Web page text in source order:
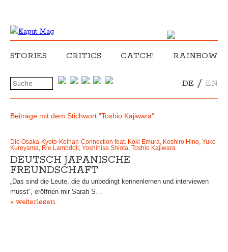
STORIES CRITICS CATCH! RAINBOW
DE / EN
Beiträge mit dem Stichwort "Toshio Kajiwara"
Die Osaka-Kyoto-Keihan-Connection feat. Koki Emura, Koshiro Hino, Yuko
Kureyama, Rie Lambdoll, Yoshihisa Shiota, Toshio Kajiwara
DEUTSCH JAPANISCHE
FREUNDSCHAFT
„Das sind die Leute, die du unbedingt kennenlernen und interviewen
musst“, eröffnen mir Sarah S…
» weiterlesen